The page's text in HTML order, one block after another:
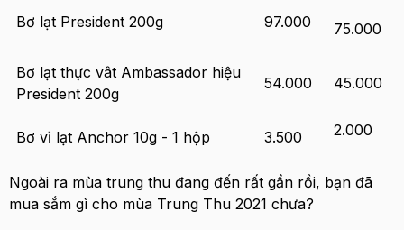
Bơ lạt President 200g 97.000 75.000
Bơ lạt thực vât Ambassador hiệu
President 200g
54.000 45.000
Bơ vỉ lạt Anchor 10g - 1 hộp 3.500 2.000
Ngoài ra mùa trung thu đang đến rất gần rồi, bạn đã
mua sắm gì cho mùa Trung Thu 2021 chưa?